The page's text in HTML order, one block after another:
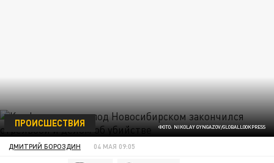
ФОТО: NIKOLAY GYNGAZOV/GLOBALLOOKPRESS
ПРОИСШЕСТВИЯ
ДМИТРИЙ БОРОЗДИН 04 МАЯ 09:05